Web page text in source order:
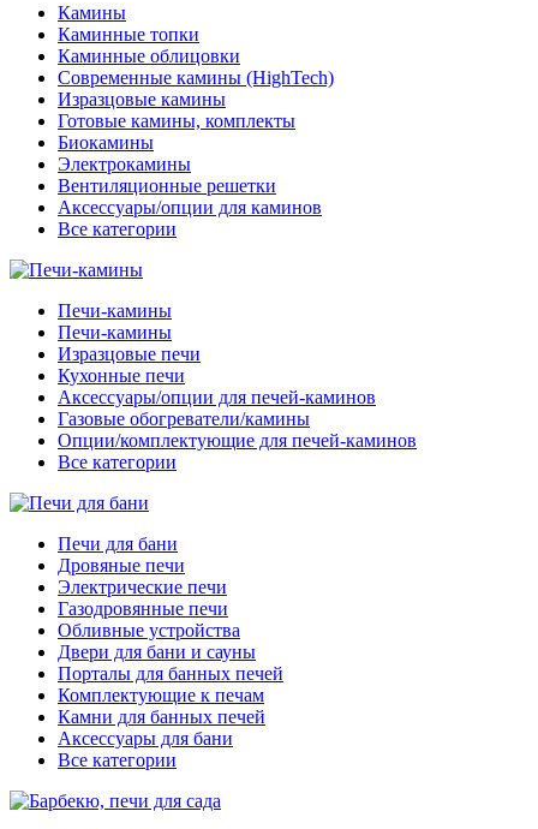
Камины
Каминные топки
Каминные облицовки
Современные камины (HighTech)
Изразцовые камины
Готовые камины, комплекты
Биокамины
Электрокамины
Вентиляционные решетки
Аксессуары/опции для каминов
Все категории
Печи-камины
Печи-камины
Изразцовые печи
Кухонные печи
Аксессуары/опции для печей-каминов
Газовые обогреватели/камины
Опции/комплектующие для печей-каминов
Все категории
Печи для бани
Дровяные печи
Электрические печи
Газодровянные печи
Обливные устройства
Двери для бани и сауны
Порталы для банных печей
Комплектующие к печам
Камни для банных печей
Аксессуары для бани
Все категории